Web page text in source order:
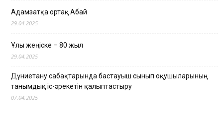
Адамзатқа ортақ Абай
29.04.2025
Ұлы жеңіске – 80 жыл
29.04.2025
Дүниетану сабақтарында бастауыш сынып оқушыларының
танымдық іс-әрекетін қалыптастыру
07.04.2025